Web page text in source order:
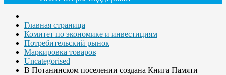
Главная страница
Комитет по экономике и инвестициям
Потребительский рынок
Маркировка товаров
Uncategorised
В Потанинском поселении создана Книга Памяти